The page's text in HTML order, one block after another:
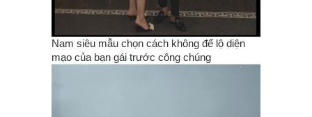
Nam siêu mẫu chọn cách không để lộ diện
mạo của bạn gái trước công chúng